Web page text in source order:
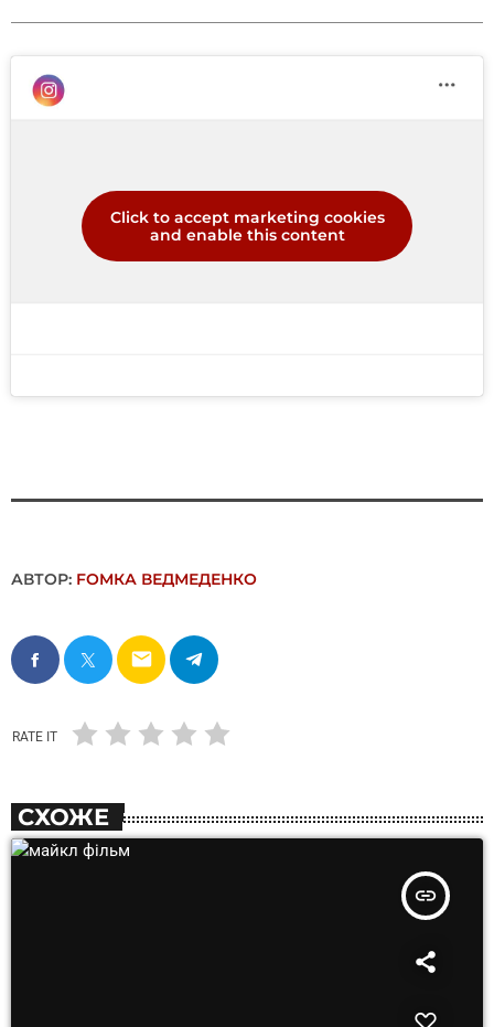
Click to accept marketing cookies
and enable this content
АВТОР: FОMКА ВЕДМЕДЕНКО
email
RATE IT
СХОЖЕ
insert_link